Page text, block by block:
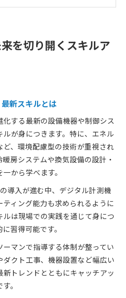
空調設備求人の特徴
経験から成長できる理由
めの空調設備求人ポイント
立つ空調設備求人の選択
年収アップを実現する方法
設備求人の特徴とは
結する空調設備求人活用法
入アップに必要な資格
の空調設備求人比較ポイント
調設備キャリアの極意
立準備を進める方法
設備求人の活用術
空調設備求人の選択基準
る独立後の営業力強化法
ルを空調設備求人で磨く
ル磨きを両立する方法
を切り開くスキルア
新スキルとは
する最新の設備機器や制御シス
が身につきます。特に、エネル
、環境配慮型の技術が重視され
房システムや換気設備の設計・
から学べます。
導入が進む中、デジタル計測機
ィング能力も求められるように
は現場での実践を通じて身につ
習得可能です。
マンで指導する体制が整ってい
クト工事、機器設置など幅広い
トレンドとともにキャッチアッ
。